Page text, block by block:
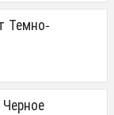
Темно-